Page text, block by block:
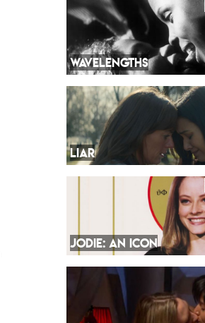
WAVELENGTHS
LIAR
JODIE: AN ICON